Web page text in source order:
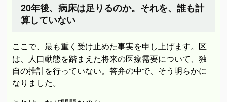
20年後、病床は足りるのか。それを、誰も計
算していない
ここで、最も重く受け止めた事実を申し上げます。区
は、人口動態を踏まえた将来の医療需要について、独
自の推計を行っていない。答弁の中で、そう明らかに
なりました。